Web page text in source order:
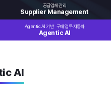
공급업체 관리
Supplier Management
Agentic AI 기반 구매 업무 자동화
Agentic AI
AI